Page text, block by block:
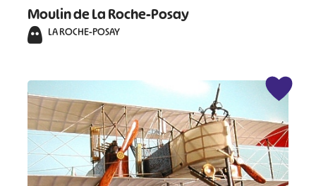
Moulin de La Roche-Posay
LA ROCHE-POSAY